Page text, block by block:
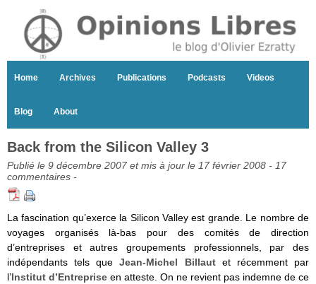
Home Archives Publications Podcasts Videos
Blog About
Back from the Silicon Valley 3
Publié le 9 décembre 2007 et mis à jour le 17 février 2008 - 17
commentaires -
La fascination qu’exerce la Silicon Valley est grande. Le nombre de
voyages organisés là-bas pour des comités de direction
d’entreprises et autres groupements professionnels, par des
indépendants tels queJean-Michel Billautet récemment par
l’Institut d’Entreprise en atteste. On ne revient pas indemne de ce